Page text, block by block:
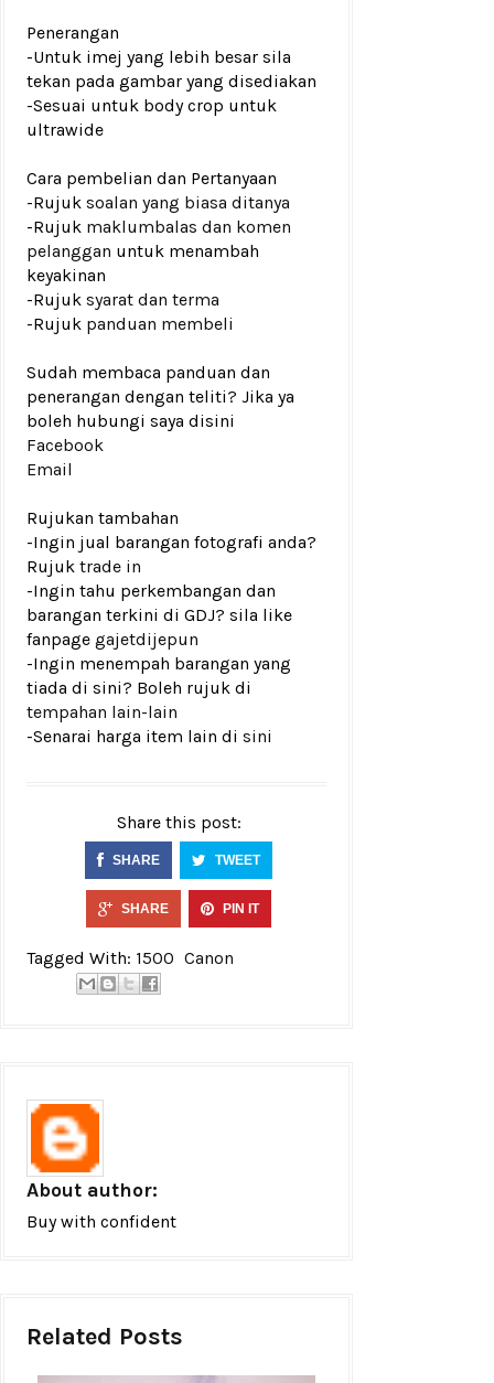
Penerangan
-Untuk imej yang lebih besar sila
tekan pada gambar yang disediakan
-Sesuai untuk body crop untuk
ultrawide
Cara pembelian dan Pertanyaan
-Rujuk soalan yang biasa ditanya
-Rujuk maklumbalas dan komen
pelanggan untuk menambah
keyakinan
-Rujuk syarat dan terma
-Rujuk panduan membeli
Sudah membaca panduan dan
penerangan dengan teliti? Jika ya
boleh hubungi saya disini
Facebook
Email
Rujukan tambahan
-Ingin jual barangan fotografi anda?
Rujuk trade in
-Ingin tahu perkembangan dan
barangan terkini di GDJ? sila like
fanpage gajetdijepun
-Ingin menempah barangan yang
tiada di sini? Boleh rujuk di
tempahan lain-lain
-Senarai harga item lain di sini
Share this post:
SHARE TWEET
SHARE PIN IT
Tagged With: 1500 Canon
About author:
Buy with confident
Related Posts